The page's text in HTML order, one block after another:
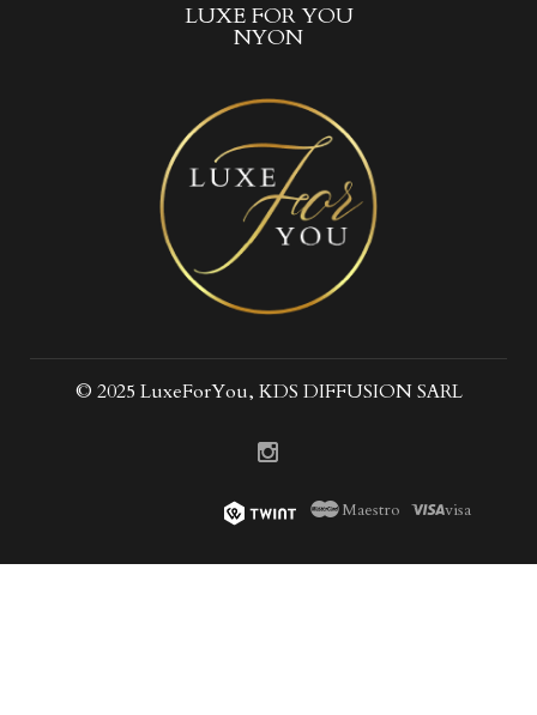
LUXE FOR YOU
NYON
© 2025 LuxeForYou, KDS DIFFUSION SARL
Maestro visa